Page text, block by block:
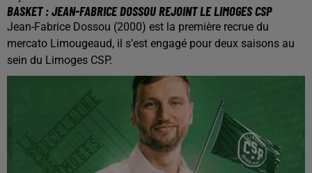
BASKET : JEAN-FABRICE DOSSOU REJOINT LE LIMOGES CSP
Jean-Fabrice Dossou (2000) est la première recrue du
mercato Limougeaud, il s’est engagé pour deux saisons au
sein du Limoges CSP.